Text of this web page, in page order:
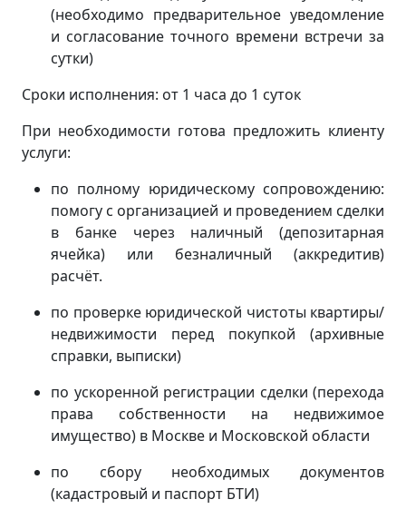
(необходимо предварительное уведомление
и согласование точного времени встречи за
сутки)
Сроки исполнения: от 1 часа до 1 суток
При необходимости готова предложить клиенту
услуги:
по полному юридическому сопровождению:
помогу с организацией и проведением сделки
в банке через наличный (депозитарная
ячейка) или безналичный (аккредитив)
расчёт.
по проверке юридической чистоты квартиры/
недвижимости перед покупкой (архивные
справки, выписки)
по ускоренной регистрации сделки (перехода
права собственности на недвижимое
имущество) в Москве и Московской области
по сбору необходимых документов
(кадастровый и паспорт БТИ)